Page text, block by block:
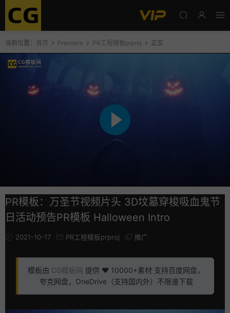
当前位置： 首页 Premiere PR工程模板prproj 正文
PR模板：万圣节视频片头 3D坟墓穿梭吸血鬼节
日活动预告PR模板 Halloween Intro
2021-10-17 PR工程模板prproj 推广
模板由 CG模板网 提供 ❤️ 10000+素材 支持百度网盘，
夸克网盘，OneDrive（支持国内外）不限速下载